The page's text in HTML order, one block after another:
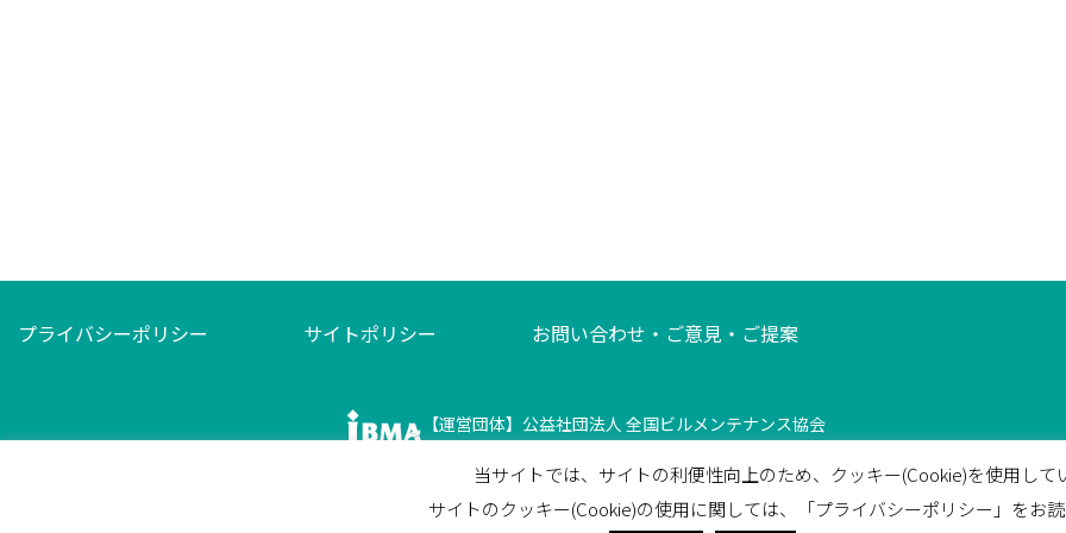
プライバシーポリシー サイトポリシー お問い合わせ・ご意見・ご提案
【運営団体】公益社団法人 全国ビルメンテナンス協会
facebook
当サイトでは、サイトの利便性向上のため、クッキー(Cookie)を使用して
サイトのクッキー(Cookie)の使用に関しては、「プライバシーポリシー」をお読